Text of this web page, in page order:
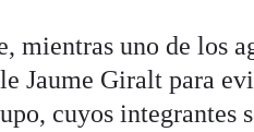
mientras uno de los
Jaume Giralt para
cuyos integrantes